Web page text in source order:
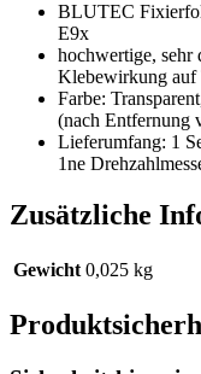
BLUTEC
E9x
hochwertige, sehr
Klebewirkung auf
Farbe:
(nach Entfernung
Lieferumfang: 1
1ne
Zusätzliche
Gewicht 0,025 kg